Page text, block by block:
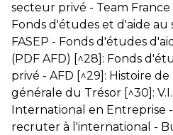
secteur privé - Team
Fonds d'études et d'aide au
FASEP - Fonds d'études
(PDF AFD) [^28]: Fonds
privé - AFD [^29]: Histoire de
générale du Trésor [^30]:
International en Entreprise
recruter à l'international -